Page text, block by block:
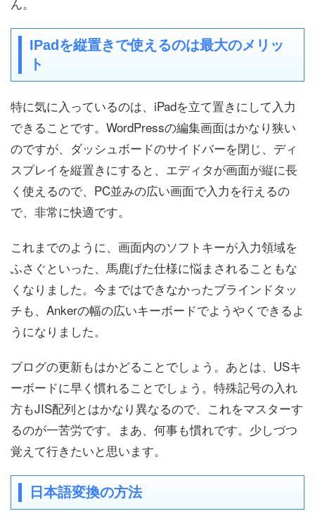
IPadを縦置きで使えるのは最大のメリッ
ト
特に気に入っているのは、iPadを立て置きにして入力
できることです。WordPressの編集画面はかなり狭い
のですが、ダッシュボードのサイドバーを閉じ、ディ
スプレイを縦置きにすると、エディタが画面が縦に長
く使えるので、PC並みの広い画面で入力を行えるの
で、非常に快適です。
これまでのように、画面内のソフトキーが入力領域を
ふさぐといった、馬鹿げた仕様に悩まされることもな
くなりました。今まではできなかったブラインドタッ
チも、Ankerの幅の広いキーボードでようやくできるよ
うになりました。
ブログの更新もはかどることでしょう。あとは、USキ
ーボードに早く慣れることでしょう。特殊記号の入れ
方もJIS配列とはかなり異なるので、これをマスターす
るのが一苦労です。まあ、何事も慣れです。少しづつ
覚えて行きたいと思います。
日本語変換の方法